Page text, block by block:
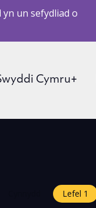
yn un sefydliad o
Cymru+
Lefel 1